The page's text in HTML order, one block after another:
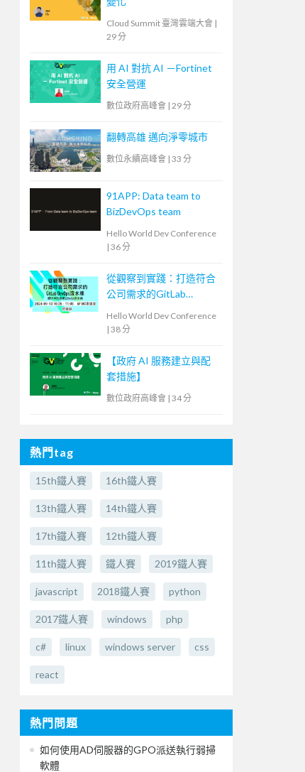
Cloud Summit 臺灣雲端大會 |
29 分
用 AI 對抗 AI －Fortinet
安全營運
數位政府高峰會 | 29 分
翻轉高雄 邁向淨零城市
數位永續高峰會 | 33 分
91APP: Data team to
BizDevOps team
Hello World Dev Conference
| 36 分
從觀察到實踐：打造符合
公司需求的GitLab
Hello World Dev Conference
| 38 分
【政府 AI 服務建立與配
套措施】
數位政府高峰會 | 34 分
熱門tag
15th鐵人賽 16th鐵人賽
13th鐵人賽 14th鐵人賽
17th鐵人賽 12th鐵人賽
11th鐵人賽 鐵人賽 2019鐵人賽
javascript 2018鐵人賽 python
2017鐵人賽 windows php
c# linux windows server css
react
熱門問題
如何使用AD伺服器的GPO派送執行弱掃
軟體